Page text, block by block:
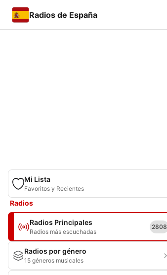
Radios de España
Mi Lista
Favoritos y Recientes
Radios
Radios Principales
Radios más escuchadas
2808
Radios por género
15 géneros musicales